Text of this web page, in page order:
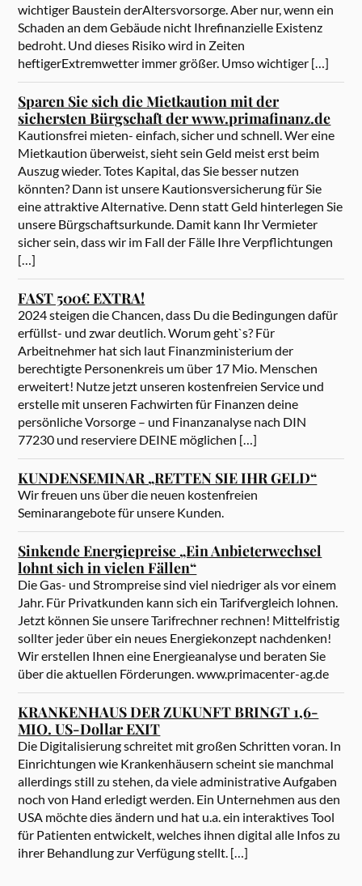
wichtiger Baustein derAltersvorsorge. Aber nur, wenn ein
Schaden an dem Gebäude nicht Ihrefinanzielle Existenz
bedroht. Und dieses Risiko wird in Zeiten
heftigerExtremwetter immer größer. Umso wichtiger […]
Sparen Sie sich die Mietkaution mit der
sichersten Bürgschaft der www.primafinanz.de
Kautionsfrei mieten- einfach, sicher und schnell. Wer eine
Mietkaution überweist, sieht sein Geld meist erst beim
Auszug wieder. Totes Kapital, das Sie besser nutzen
könnten? Dann ist unsere Kautionsversicherung für Sie
eine attraktive Alternative. Denn statt Geld hinterlegen Sie
unsere Bürgschaftsurkunde. Damit kann Ihr Vermieter
sicher sein, dass wir im Fall der Fälle Ihre Verpflichtungen
[…]
FAST 500€ EXTRA!
2024 steigen die Chancen, dass Du die Bedingungen dafür
erfüllst- und zwar deutlich. Worum geht`s? Für
Arbeitnehmer hat sich laut Finanzministerium der
berechtigte Personenkreis um über 17 Mio. Menschen
erweitert! Nutze jetzt unseren kostenfreien Service und
erstelle mit unseren Fachwirten für Finanzen deine
persönliche Vorsorge – und Finanzanalyse nach DIN
77230 und reserviere DEINE möglichen […]
KUNDENSEMINAR „RETTEN SIE IHR GELD“
Wir freuen uns über die neuen kostenfreien
Seminarangebote für unsere Kunden.
Sinkende Energiepreise „Ein Anbieterwechsel
lohnt sich in vielen Fällen“
Die Gas- und Strompreise sind viel niedriger als vor einem
Jahr. Für Privatkunden kann sich ein Tarifvergleich lohnen.
Jetzt können Sie unsere Tarifrechner rechnen! Mittelfristig
sollter jeder über ein neues Energiekonzept nachdenken!
Wir erstellen Ihnen eine Energieanalyse und beraten Sie
über die aktuellen Förderungen. www.primacenter-ag.de
KRANKENHAUS DER ZUKUNFT BRINGT 1,6-
MIO. US-Dollar EXIT
Die Digitalisierung schreitet mit großen Schritten voran. In
Einrichtungen wie Krankenhäusern scheint sie manchmal
allerdings still zu stehen, da viele administrative Aufgaben
noch von Hand erledigt werden. Ein Unternehmen aus den
USA möchte dies ändern und hat u.a. ein interaktives Tool
für Patienten entwickelt, welches ihnen digital alle Infos zu
ihrer Behandlung zur Verfügung stellt. […]